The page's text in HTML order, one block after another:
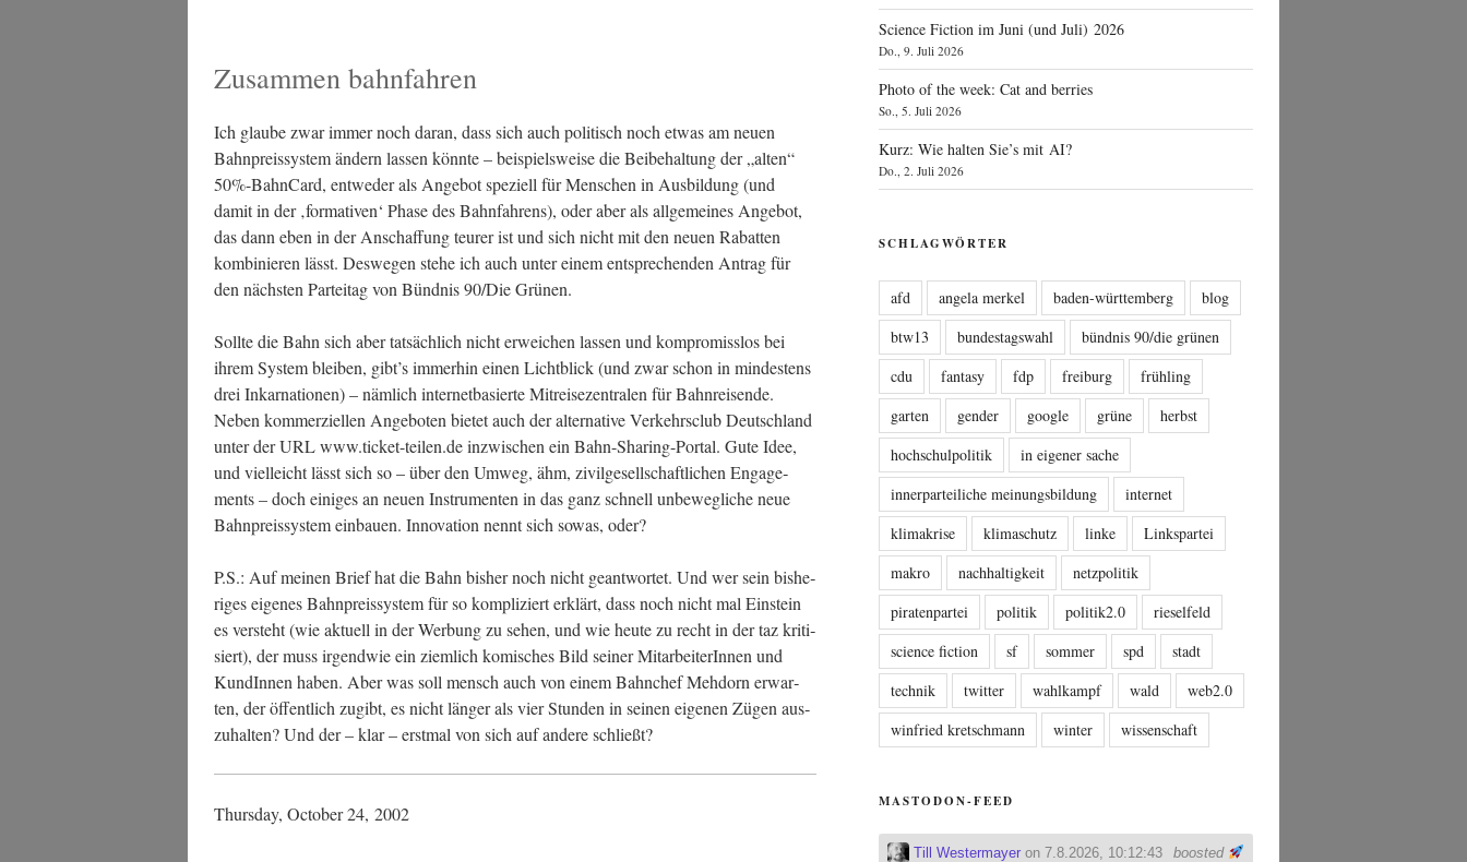
Zusammen bahnfahren
Ich glau­be zwar immer noch dar­an, dass sich auch poli­tisch noch etwas am neu­en
Bahn­preis­sys­tem ändern las­sen könn­te – bei­spiels­wei­se die Bei­be­hal­tung der „alten“
50%-BahnCard, ent­we­der als Ange­bot spe­zi­ell für Men­schen in Aus­bil­dung (und
damit in der ‚for­ma­ti­ven‘ Pha­se des Bahn­fah­rens), oder aber als all­ge­mei­nes Ange­bot,
das dann eben in der Anschaf­fung teu­rer ist und sich nicht mit den neu­en Rabat­ten
kom­bi­nie­ren lässt. Des­we­gen ste­he ich auch unter einem ent­spre­chen­den Antrag für
den nächs­ten Par­tei­tag von Bünd­nis 90/Die Grünen.
Soll­te die Bahn sich aber tat­säch­lich nicht erwei­chen las­sen und kom­pro­miss­los bei
ihrem Sys­tem blei­ben, gibt’s immer­hin einen Licht­blick (und zwar schon in min­des­tens
drei Inkar­na­tio­nen) – näm­lich inter­net­ba­sier­te Mit­rei­se­zen­tra­len für Bahn­rei­sen­de.
Neben kom­mer­zi­el­len Ange­bo­ten bie­tet auch der alter­na­ti­ve Ver­kehrs­club Deutsch­land
unter der URL www.ticket-teilen.de inzwi­schen ein Bahn-Sha­ring-Por­tal. Gute Idee,
und viel­leicht lässt sich so – über den Umweg, ähm, zivil­ge­sell­schaft­li­chen Enga­ge­
ments – doch eini­ges an neu­en Instru­men­ten in das ganz schnell unbe­weg­li­che neue
Bahn­preis­sys­tem ein­bau­en. Inno­va­ti­on nennt sich sowas, oder?
P.S.: Auf mei­nen Brief hat die Bahn bis­her noch nicht geant­wor­tet. Und wer sein bis­he­
ri­ges eige­nes Bahn­preis­sys­tem für so kom­pli­ziert erklärt, dass noch nicht mal Ein­stein
es ver­steht (wie aktu­ell in der Wer­bung zu sehen, und wie heu­te zu recht in der taz kri­ti­
siert), der muss irgend­wie ein ziem­lich komi­sches Bild sei­ner Mit­ar­bei­te­rIn­nen und
Kun­dIn­nen haben. Aber was soll mensch auch von einem Bahn­chef Meh­dorn erwar­
ten, der öffent­lich zugibt, es nicht län­ger als vier Stun­den in sei­nen eige­nen Zügen aus­
zu­hal­ten? Und der – klar – erst­mal von sich auf ande­re schließt?
Thurs­day, Octo­ber 24, 2002
Science Fiction im Juni (und Juli) 2026
Do., 9. Juli 2026
Photo of the week: Cat and berries
So., 5. Juli 2026
Kurz: Wie halten Sie’s mit AI?
Do., 2. Juli 2026
SCHLAGWÖRTER
afd angela merkel baden-württemberg
blog
btw13
bundestagswahl
bündnis 90/die grünen
cdu
fantasy fdp freiburg
frühling
garten
gender google grüne
herbst
hochschulpolitik
in eigener sache
innerparteiliche meinungsbildung
internet
klimakrise
klimaschutz linke
Linkspartei
makro
nachhaltigkeit
netzpolitik
piratenpartei
politik politik2.0
rieselfeld
science fiction
sf sommer spd
stadt
technik
twitter wahlkampf wald
web2.0
winfried kretschmann
winter wissenschaft
MASTODON-FEED
boosted
Till Westermayer on 7.8.2026, 10:12:43